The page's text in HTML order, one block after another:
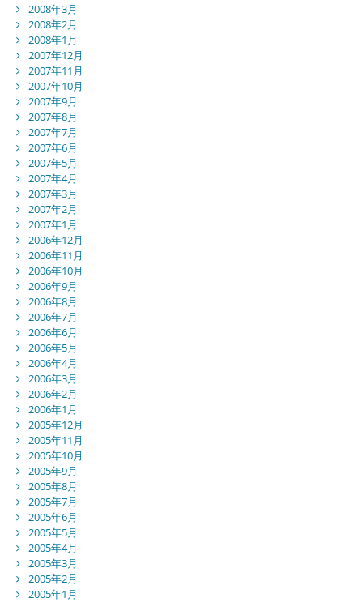
2008年3月
2008年2月
2008年1月
2007年12月
2007年11月
2007年10月
2007年9月
2007年8月
2007年7月
2007年6月
2007年5月
2007年4月
2007年3月
2007年2月
2007年1月
2006年12月
2006年11月
2006年10月
2006年9月
2006年8月
2006年7月
2006年6月
2006年5月
2006年4月
2006年3月
2006年2月
2006年1月
2005年12月
2005年11月
2005年10月
2005年9月
2005年8月
2005年7月
2005年6月
2005年5月
2005年4月
2005年3月
2005年2月
2005年1月